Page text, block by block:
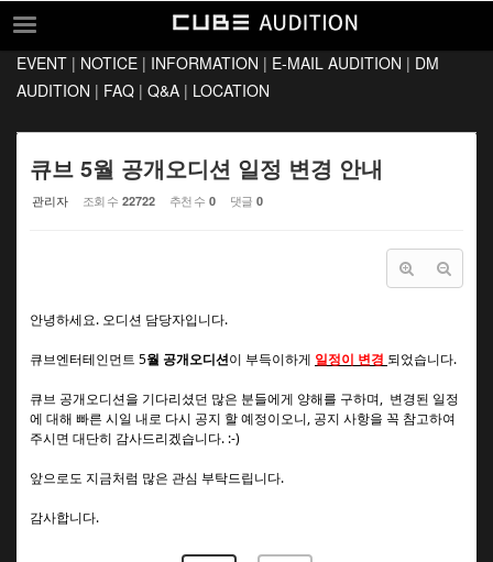
EVENT
INFORMATION
E-MAIL AUDITION
Q&A
LOCATION
EVENT | NOTICE | INFORMATION | E-MAIL AUDITION | DM
AUDITION | FAQ | Q&A | LOCATION
큐브 5월 공개오디션 일정 변경 안내
관리자 조회 수 22722 추천 수 0 댓글 0
안녕하세요. 오디션 담당자입니다.
큐브엔터테인먼트 5월 공개오디션이 부득이하게 일정이 변경 되었습니다.
큐브 공개오디션을 기다리셨던 많은 분들에게 양해를 구하며, 변경된 일정
에 대해 빠른 시일 내로 다시 공지 할 예정이오니, 공지 사항을 꼭 참고하여
주시면 대단히 감사드리겠습니다. :-)
앞으로도 지금처럼 많은 관심 부탁드립니다.
감사합니다.